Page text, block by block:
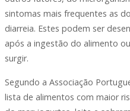
sintomas mais frequentes as
diarreia. Estes podem ser
após a ingestão do alimento
surgir.
Segundo a Associação
lista de alimentos com maior